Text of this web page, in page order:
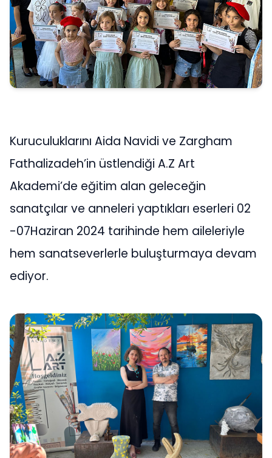
Kuruculuklarını Aida Navidi ve Zargham
Fathalizadeh’in üstlendiği A.Z Art
Akademi’de eğitim alan geleceğin
sanatçılar ve anneleri yaptıkları eserleri 02
-07Haziran 2024 tarihinde hem aileleriyle
hem sanatseverlerle buluşturmaya devam
ediyor.